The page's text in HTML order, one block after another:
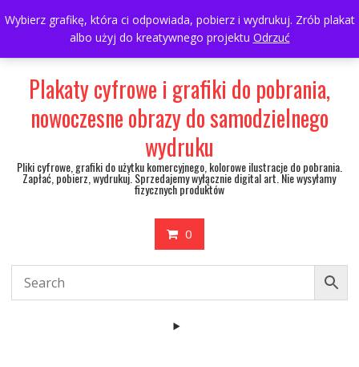
Wybierz grafikę, która ci odpowiada, pobierz i wydrukuj. Zrób plakat
albo użyj do kreatywnego projektu Odrzuć
to
697063361
walulik@gmail.com
My Account
Plakaty cyfrowe i grafiki do pobrania,
nowoczesne obrazy do samodzielnego
wydruku
Pliki cyfrowe, grafiki do użytku komercyjnego, kolorowe ilustracje do pobrania.
Zapłać, pobierz, wydrukuj. Sprzedajemy wyłącznie digital art. Nie wysyłamy
fizycznych produktów
0